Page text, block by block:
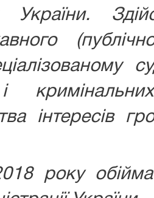
України.
і
інтересів
року